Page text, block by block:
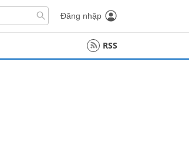
Đăng nhập
RSS